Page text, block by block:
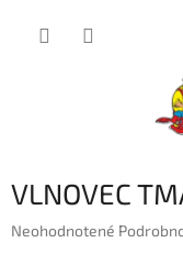
VLNOVEC
Priemerné
Neohodnotené